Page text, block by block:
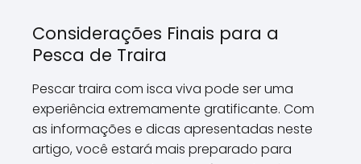
Considerações Finais para a
Pesca de Traira
Pescar traira com isca viva pode ser uma
experiência extremamente gratificante. Com
as informações e dicas apresentadas neste
artigo, você estará mais preparado para